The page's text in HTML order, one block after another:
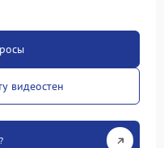
видеостен